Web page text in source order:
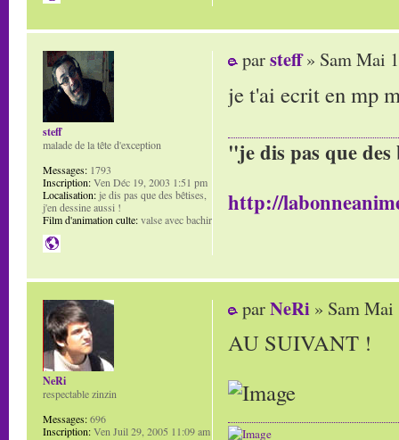
parsteff» Sam Mai
je t'ai ecrit en mp
"je dis pas que
http://
steff
malade de la tête d'exception
Messages: 1793
Inscription:Ven Déc 19, 2003 1:51 pm
Localisation:je dis pas que des bêtises,
j'en dessine aussi !
Film d'animation culte:valse avec bachir
parNeRi » Sam
AU SUIVANT !
NeRi
respectable zinzin
Messages:696
Inscription:Ven Juil 29, 2005 11:09 am